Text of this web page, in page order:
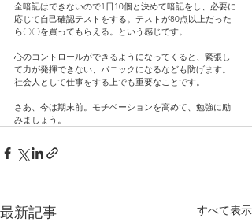
全暗記はできないので1日10個と決めて暗記をし、必要に
応じて自己確認テストをする。テストが80点以上だった
ら〇〇を買ってもらえる。という感じです。
心のコントロールができるようになってくると、緊張し
て力が発揮できない、パニックになるなども防げます。
社会人として仕事をする上でも重要なことです。
さあ、今は期末前。モチベーションを高めて、勉強に励
みましょう。
最新記事 すべて表示